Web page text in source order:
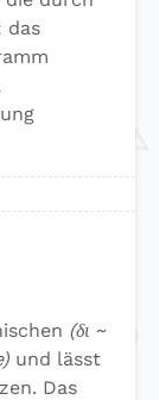
das
(δι ~
und lässt
Das